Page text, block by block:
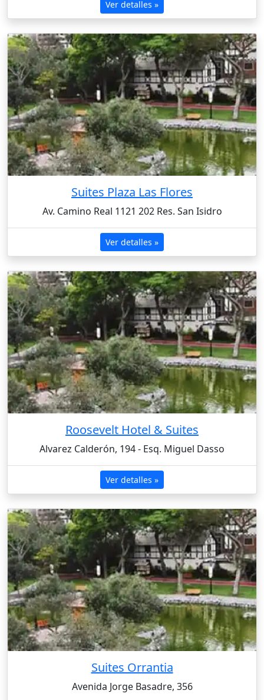
Ver detalles »
Suites Plaza Las Flores
Av. Camino Real 1121 202 Res. San Isidro
Ver detalles »
Roosevelt Hotel & Suites
Alvarez Calderón, 194 - Esq. Miguel Dasso
Ver detalles »
Suites Orrantia
Avenida Jorge Basadre, 356